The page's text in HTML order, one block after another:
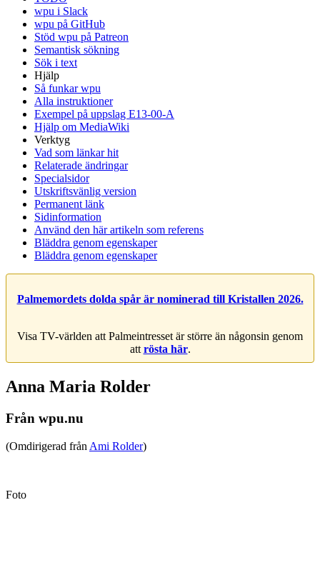
wpu i Slack
wpu på GitHub
Stöd wpu på Patreon
Semantisk sökning
Sök i text
Hjälp
Så funkar wpu
Alla instruktioner
Exempel på uppslag E13-00-A
Hjälp om MediaWiki
Verktyg
Vad som länkar hit
Relaterade ändringar
Specialsidor
Utskriftsvänlig version
Permanent länk
Sidinformation
Använd den här artikeln som referens
Bläddra genom egenskaper
Bläddra genom egenskaper
Palmemordets dolda spår är nominerad till Kristallen 2026.
Visa TV-världen att Palmeintresset är större än någonsin genom
att rösta här.
Anna Maria Rolder
Från wpu.nu
(Omdirigerad från Ami Rolder)
Foto